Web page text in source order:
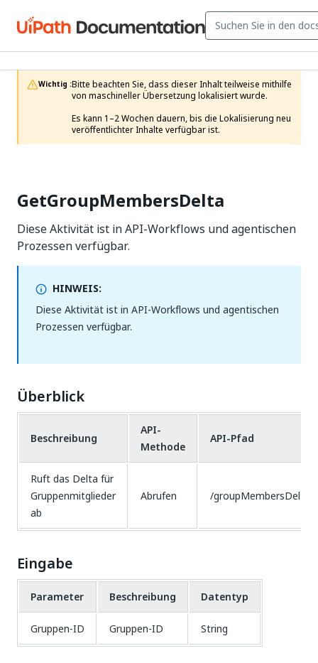
Wichtig :Bitte beachten Sie, dass dieser Inhalt teilweise mithilfe
von maschineller Übersetzung lokalisiert wurde.
Es kann 1–2 Wochen dauern, bis die Lokalisierung neu
veröffentlichter Inhalte verfügbar ist.
GetGroupMembersDelta
Diese Aktivität ist in API-Workflows und agentischen
Prozessen verfügbar.
HINWEIS:
Diese Aktivität ist in API-Workflows und agentischen
Prozessen verfügbar.
Überblick
Beschreibung
API-
Methode
API-Pfad
Ruft das Delta für
Gruppenmitglieder
ab
Abrufen /groupMembersDelta
Eingabe
Parameter Beschreibung Datentyp
Gruppen-ID Gruppen-ID String